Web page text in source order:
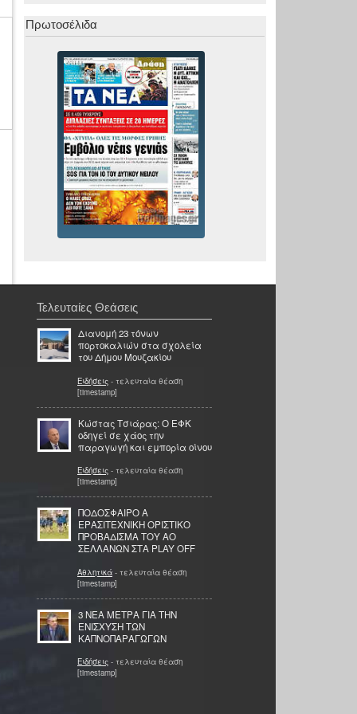
Πρωτοσέλιδα
Τελευταίες Θεάσεις
Διανομή 23 τόνων
πορτοκαλιών στα σχολεία
του Δήμου Μουζακίου
Ειδήσεις - τελευταία θέαση
[timestamp]
Κώστας Τσιάρας: Ο ΕΦΚ
οδηγεί σε χάος την
παραγωγή και εμπορία οίνου
Ειδήσεις - τελευταία θέαση
[timestamp]
ΠΟΔΟΣΦΑΙΡΟ Α
ΕΡΑΣΙΤΕΧΝΙΚΗ ΟΡΙΣΤΙΚΟ
ΠΡΟΒΑΔΙΣΜΑ ΤΟΥ ΑΟ
ΣΕΛΛΑΝΩΝ ΣΤΑ PLAY OFF
Αθλητικά - τελευταία θέαση
[timestamp]
3 ΝΕΑ ΜΕΤΡΑ ΓΙΑ ΤΗΝ
ΕΝΙΣΧΥΣΗ ΤΩΝ
ΚΑΠΝΟΠΑΡΑΓΩΓΩΝ
Ειδήσεις - τελευταία θέαση
[timestamp]